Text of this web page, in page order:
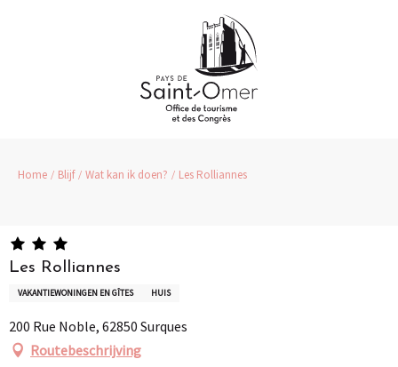
Home Blijf Wat kan ik doen? Les Rolliannes
Les Rolliannes
VAKANTIEWONINGEN EN GÎTES HUIS
200 Rue Noble, 62850 Surques
Routebeschrijving